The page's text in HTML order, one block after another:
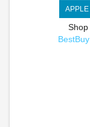
APPLE
Shop
BestBuy